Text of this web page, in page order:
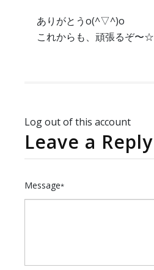
ありがとうo(^▽^)o
これからも、頑張るぞ〜☆
Log out of this account
Leave a Reply
Message*